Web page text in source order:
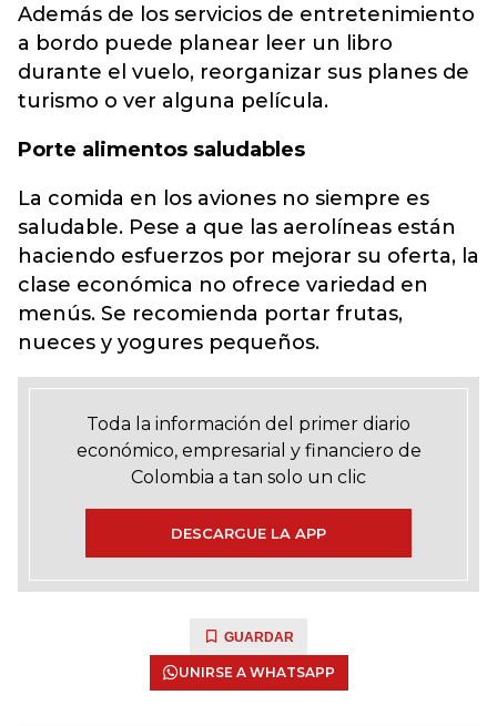
Además de los servicios de entretenimiento
a bordo puede planear leer un libro
durante el vuelo, reorganizar sus planes de
turismo o ver alguna película.
Porte alimentos saludables
La comida en los aviones no siempre es
saludable. Pese a que las aerolíneas están
haciendo esfuerzos por mejorar su oferta, la
clase económica no ofrece variedad en
menús. Se recomienda portar frutas,
nueces y yogures pequeños.
Toda la información del primer diario
económico, empresarial y financiero de
Colombia a tan solo un clic
DESCARGUE LA APP
GUARDAR
UNIRSE A WHATSAPP